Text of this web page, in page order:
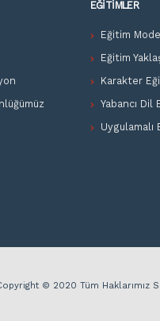
EĞITIMLER
Eğitim
Eğitim
Karakter
Yabancı Dil
Uygulamalı
© 2020 Tüm Haklarımız